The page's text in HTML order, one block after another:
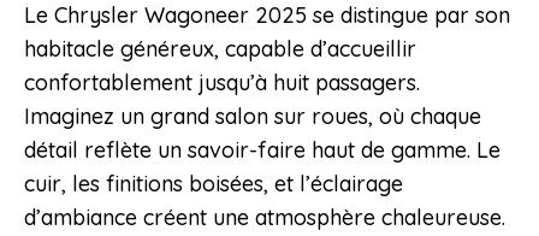
Le Chrysler Wagoneer 2025 se distingue par son
habitacle généreux, capable d’accueillir
confortablement jusqu’à huit passagers.
Imaginez un grand salon sur roues, où chaque
détail reflète un savoir-faire haut de gamme. Le
cuir, les finitions boisées, et l’éclairage
d’ambiance créent une atmosphère chaleureuse.